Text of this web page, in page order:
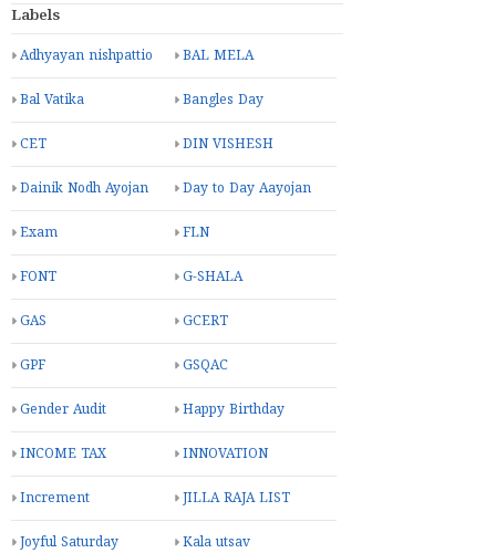
Labels
Adhyayan nishpattio BAL MELA
Bal Vatika Bangles Day
CET DIN VISHESH
Dainik Nodh Ayojan Day to Day Aayojan
Exam FLN
FONT G-SHALA
GAS GCERT
GPF GSQAC
Gender Audit Happy Birthday
INCOME TAX INNOVATION
Increment JILLA RAJA LIST
Joyful Saturday Kala utsav